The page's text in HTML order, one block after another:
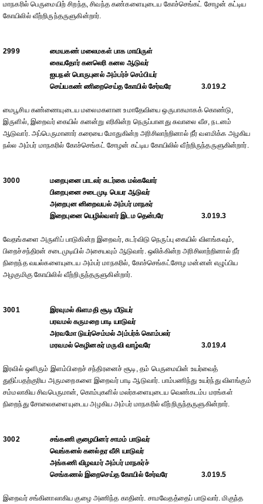
மாநகரில் பெருமையிற் சிறந்த, சிவந்த கண்களையுடைய கோச்செங்கட் சோழன் கட்டிய
கோயிலில் வீற்றிருந்தருளுகின்றார்.
2999
மையகண் மலைமகள் பாக மாயிருள்
கையதோர் கனலெரி கனல ஆடுவர்
ஐயநன் பொருபுனல் அம்பர்ச் செம்பியர்
செய்யகண் ணிறைசெய்த கோயில் சேர்வரே
3.019.2
மைபூசிய கண்ணையுடைய மலைமகளான உமாதேவியை ஒருபாகமாகக் கொண்டு,
இருளில், இறைவர் கையில் கனன்று எரிகின்ற நெருப்பானது சுவாலை வீச, நடனம்
ஆடுவார். அப்பெருமானார் கரையை மோதுகின்ற அரிசிலாற்றினால் நீர் வளமிக்க அழகிய
நல்ல அம்பர் மாநகரில் கோச்செங்கட் சோழன் கட்டிய கோயிலில் வீற்றிருந்தருளுகின்றார்.
3000
மறைபுனை பாடலர் சுடர்கை மல்கவோர்
பிறைபுனை சடைமுடி பெயர ஆடுவர்
அறைபுன னிறைவயல் அம்பர் மாநகர்
இறைபுனை யெழில்வளர் இடம தென்பரே
3.019.3
வேதங்களை அருளிப் பாடுகின்ற இறைவர், சுடர்விடு நெருப்பு கையில் விளங்கவும்,
பிறைச்சந்திரன் சடைமுடியில் அசையவும் ஆடுவார். ஒலிக்கின்ற அரிசிலாற்றினால் நீர்
நிறைந்த வயல்களையுடைய அம்பர் மாநகரில், கோச்செங்கட்சோழ மன்னன் எழுப்பிய
அழகுமிகு கோயிலில் வீற்றிருந்தருளுகின்றார்.
3001
இரவுமல் கிளமதி சூடி யீடுயர்
பரவமல் கருமறை பாடி யாடுவர்
அரவமோ டுயர்செம்மல் அம்பர்க் கொம்பலர்
மரவமல் கெழினகர் மருவி வாழ்வரே
3.019.4
இரவில் ஒளிரும் இளம்பிறைச் சந்திரனைச் சூடி, தம் பெருமையின் உயர்வைத்
துதிப்பதற்குரிய அருமறைகளை இறைவர் பாடி ஆடுவார். பாம்பணிந்து உயர்ந்து விளங்கும்
சம்மலாகிய சிவபெருமான், கொம்புகளில் மலர்களையுடைய வெண்கடம்ப மரங்கள்
நிறைந்து சோலைகளையுடைய அழகிய அம்பர் மாநகரில் வீற்றிருந்தருளுகின்றார்.
3002
சங்கணி குழையினர் சாமம் பாடுவர்
வெங்கனல் கனல்தர வீசி யாடுவர்
அங்கணி விழவமர் அம்பர் மாநகர்ச்
செங்கணல் இறைசெய்த கோயில் சேர்வரே
3.019.5
இறைவர் சங்கினாலாகிய குழை அணிந்த காதினர். சாமவேதத்தைப் பாடுவார். மிகுந்த